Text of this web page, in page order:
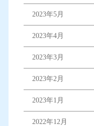
2023年5月
2023年4月
2023年3月
2023年2月
2023年1月
2022年12月